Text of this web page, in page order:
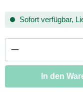
Sofort verfügbar,
Produkt
In den